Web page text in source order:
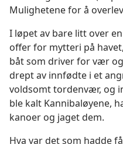
Mulighetene for å
I løpet av bare litt over
offer for mytteri på
båt som driver for vær
drept av innfødte i et
voldsomt tordenvær, og
ble kalt Kannibaløyene,
kanoer og jaget dem.
Hva var det som hadde